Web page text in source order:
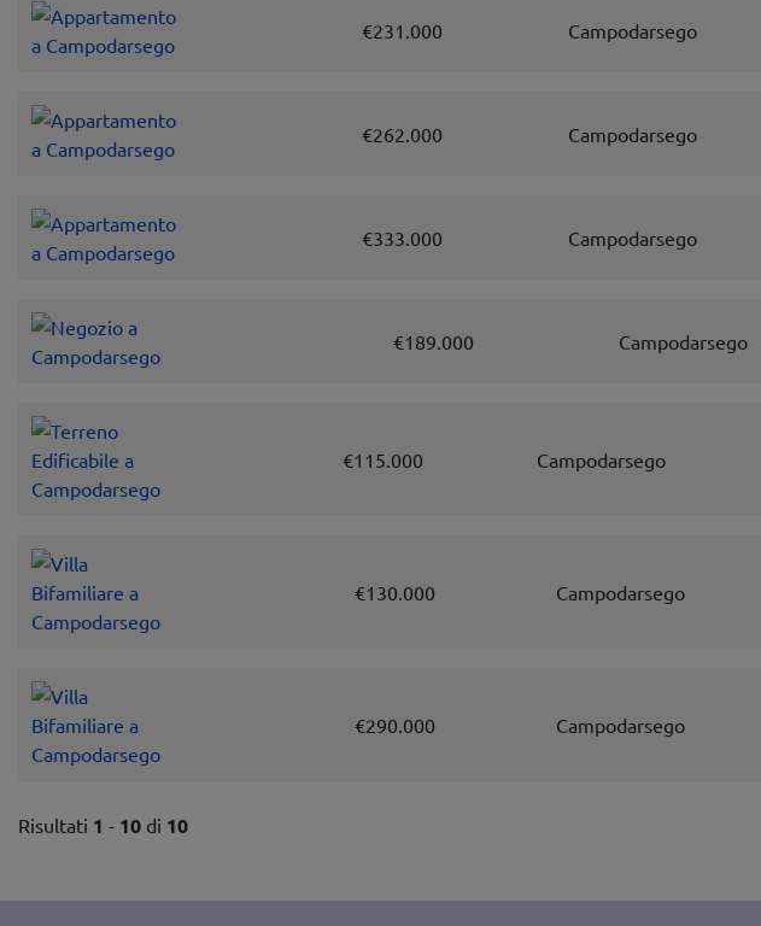
€231.000 Campodarsego
€262.000 Campodarsego
€333.000 Campodarsego
€189.000 Campodarsego
€115.000 Campodarsego
€130.000 Campodarsego
€290.000 Campodarsego
Risultati 1 - 10 di 10